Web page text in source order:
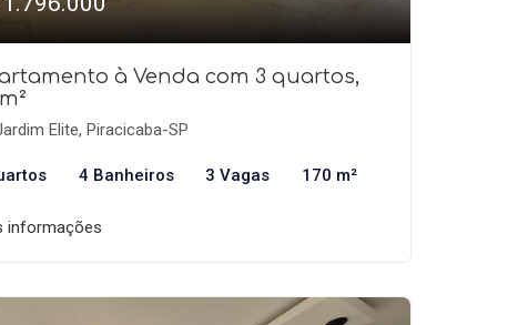
à Venda com 3 quartos,
Elite, Piracicaba-SP
4 Banheiros 3 Vagas 170 m²
informações